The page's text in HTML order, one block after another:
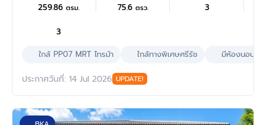
259.86ตรม. 75.6 ตรว. 3
3
ใกล้ PP07 MRT ไทรม้า
ใกล้ทางพิเศษศรีรัช มีห้องนอนล่า
ประกาศวันที่: 14 Jul 2026 UPDATE!